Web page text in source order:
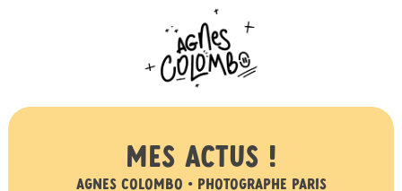
Mes actus !
Agnes Colombo • Photographe Paris